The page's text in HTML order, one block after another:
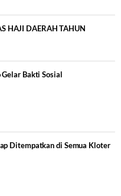
HAJI DAERAH TAHUN
Bakti Sosial
Ditempatkan di Semua Kloter